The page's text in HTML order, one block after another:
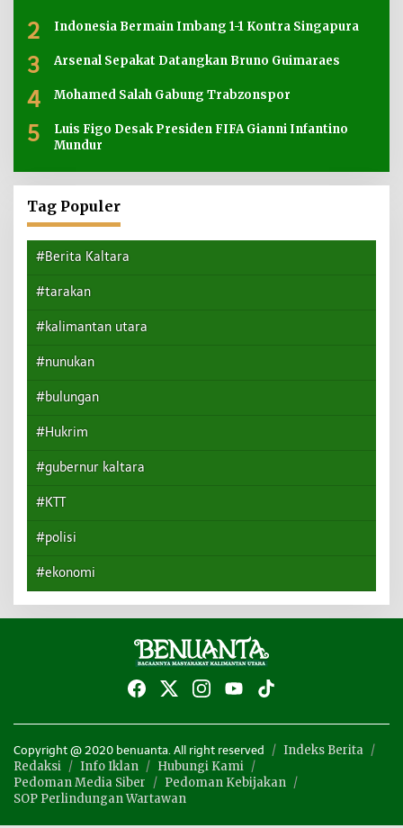
2 Indonesia Bermain Imbang 1-1 Kontra Singapura
3 Arsenal Sepakat Datangkan Bruno Guimaraes
4 Mohamed Salah Gabung Trabzonspor
5
Luis Figo Desak Presiden FIFA Gianni Infantino
Mundur
Tag Populer
#Berita Kaltara
#tarakan
#kalimantan utara
#nunukan
#bulungan
#Hukrim
#gubernur kaltara
#KTT
#polisi
#ekonomi
Copyright @ 2020 benuanta. All right reserved
Indeks Berita
Redaksi
Info Iklan
Hubungi Kami
Pedoman Media Siber
Pedoman Kebijakan
SOP Perlindungan Wartawan